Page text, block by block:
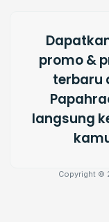
promo &
terbaru
langsung
Copyright ©